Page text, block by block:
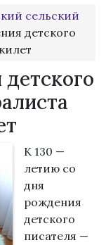
сельский
детского
К 130 —
летию со
дня
рождения
детского
писателя —